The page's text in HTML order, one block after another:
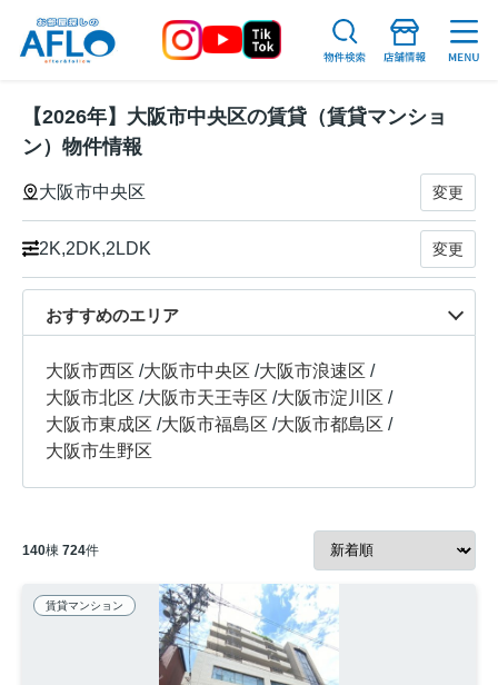
【2026年】大阪市中央区の賃貸（賃貸マンショ
ン）物件情報
大阪市中央区 変更
2K,2DK,2LDK 変更
おすすめのエリア
大阪市西区 /大阪市中央区 /大阪市浪速区 /
大阪市北区 /大阪市天王寺区 /大阪市淀川区 /
大阪市東成区 /大阪市福島区 /大阪市都島区 /
大阪市生野区
140棟 724件
賃貸マンション